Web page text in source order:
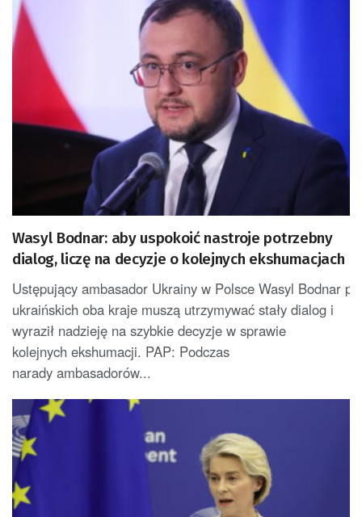
Wasyl Bodnar: aby uspokoić nastroje potrzebny
dialog, liczę na decyzje o kolejnych ekshumacjach
Ustępujący ambasador Ukrainy w Polsce Wasyl Bodnar
ukraińskich oba kraje muszą utrzymywać stały dialog i
wyraził nadzieję na szybkie decyzje w sprawie
kolejnych ekshumacji. PAP: Podczas
narady ambasadorów...